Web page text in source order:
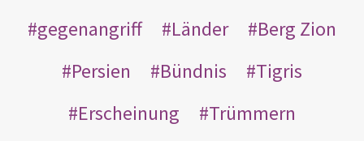
gegenangriff
Länder
Berg Zion
Persien
Bündnis
Tigris
Erscheinung
Trümmern